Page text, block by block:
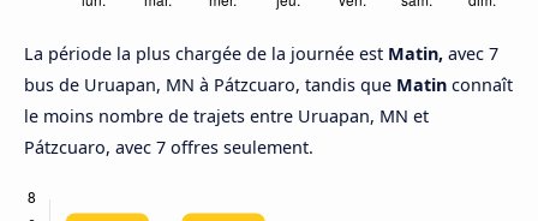
La période la plus chargée de la journée est Matin, avec 7
bus de Uruapan, MN à Pátzcuaro, tandis que Matin connaît
le moins nombre de trajets entre Uruapan, MN et
Pátzcuaro, avec 7 offres seulement.